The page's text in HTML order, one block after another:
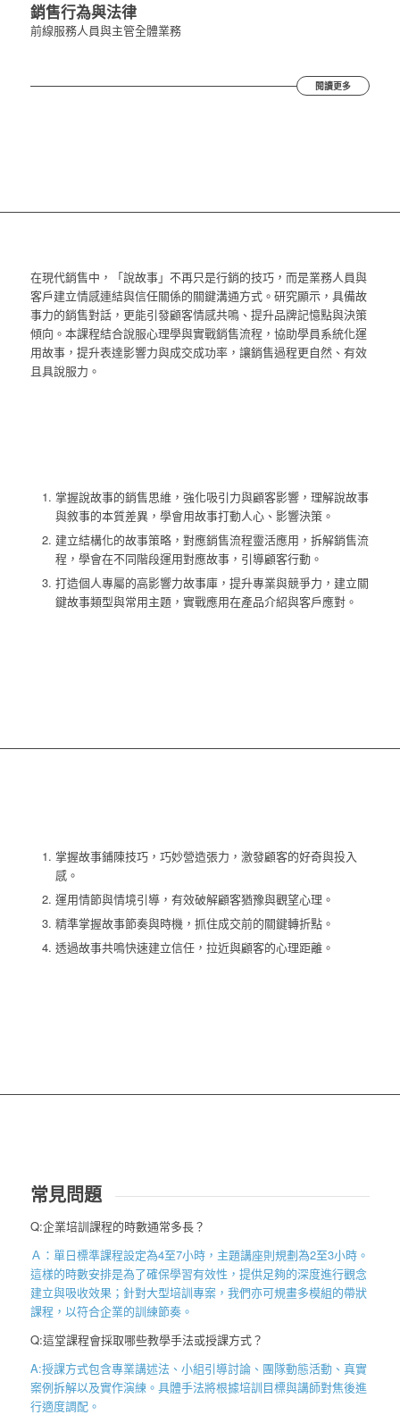
銷售行為與法律
前線服務人員與主管全體業務
閱讀更多
在現代銷售中，「說故事」不再只是行銷的技巧，而是業務人員與
客戶建立情感連結與信任關係的關鍵溝通方式。研究顯示，具備故
事力的銷售對話，更能引發顧客情感共鳴、提升品牌記憶點與決策
傾向。本課程結合說服心理學與實戰銷售流程，協助學員系統化運
用故事，提升表達影響力與成交成功率，讓銷售過程更自然、有效
且具說服力。
掌握說故事的銷售思維，強化吸引力與顧客影響，理解說故事
與敘事的本質差異，學會用故事打動人心、影響決策。
建立結構化的故事策略，對應銷售流程靈活應用，拆解銷售流
程，學會在不同階段運用對應故事，引導顧客行動。
打造個人專屬的高影響力故事庫，提升專業與競爭力，建立關
鍵故事類型與常用主題，實戰應用在產品介紹與客戶應對。
掌握故事鋪陳技巧，巧妙營造張力，激發顧客的好奇與投入
感。
運用情節與情境引導，有效破解顧客猶豫與觀望心理。
精準掌握故事節奏與時機，抓住成交前的關鍵轉折點。
透過故事共鳴快速建立信任，拉近與顧客的心理距離。
常見問題
Q:企業培訓課程的時數通常多長？
Ａ：單日標準課程設定為4至7小時，主題講座則規劃為2至3小時。
這樣的時數安排是為了確保學習有效性，提供足夠的深度進行觀念
建立與吸收效果；針對大型培訓專案，我們亦可規畫多模組的帶狀
課程，以符合企業的訓練節奏。
Q:這堂課程會採取哪些教學手法或授課方式？
A:授課方式包含專業講述法、小組引導討論、團隊動態活動、真實
案例拆解以及實作演練。具體手法將根據培訓目標與講師對焦後進
行適度調配。